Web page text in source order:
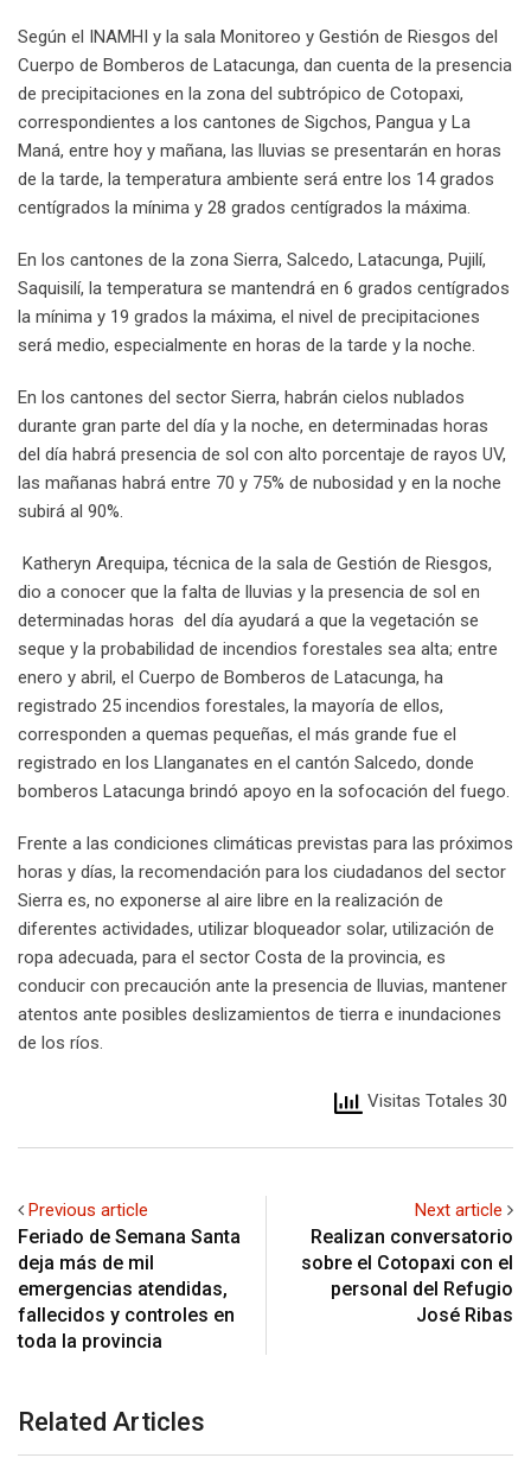
Según el INAMHI y la sala Monitoreo y Gestión de Riesgos del
Cuerpo de Bomberos de Latacunga, dan cuenta de la presencia
de precipitaciones en la zona del subtrópico de Cotopaxi,
correspondientes a los cantones de Sigchos, Pangua y La
Maná, entre hoy y mañana, las lluvias se presentarán en horas
de la tarde, la temperatura ambiente será entre los 14 grados
centígrados la mínima y 28 grados centígrados la máxima.
En los cantones de la zona Sierra, Salcedo, Latacunga, Pujilí,
Saquisilí, la temperatura se mantendrá en 6 grados centígrados
la mínima y 19 grados la máxima, el nivel de precipitaciones
será medio, especialmente en horas de la tarde y la noche.
En los cantones del sector Sierra, habrán cielos nublados
durante gran parte del día y la noche, en determinadas horas
del día habrá presencia de sol con alto porcentaje de rayos UV,
las mañanas habrá entre 70 y 75% de nubosidad y en la noche
subirá al 90%.
Katheryn Arequipa, técnica de la sala de Gestión de Riesgos,
dio a conocer que la falta de lluvias y la presencia de sol en
determinadas horas del día ayudará a que la vegetación se
seque y la probabilidad de incendios forestales sea alta; entre
enero y abril, el Cuerpo de Bomberos de Latacunga, ha
registrado 25 incendios forestales, la mayoría de ellos,
corresponden a quemas pequeñas, el más grande fue el
registrado en los Llanganates en el cantón Salcedo, donde
bomberos Latacunga brindó apoyo en la sofocación del fuego.
Frente a las condiciones climáticas previstas para las próximos
horas y días, la recomendación para los ciudadanos del sector
Sierra es, no exponerse al aire libre en la realización de
diferentes actividades, utilizar bloqueador solar, utilización de
ropa adecuada, para el sector Costa de la provincia, es
conducir con precaución ante la presencia de lluvias, mantener
atentos ante posibles deslizamientos de tierra e inundaciones
de los ríos.
Visitas Totales 30
Previous article
Feriado de Semana Santa
deja más de mil
emergencias atendidas,
fallecidos y controles en
toda la provincia
Next article
Realizan conversatorio
sobre el Cotopaxi con el
personal del Refugio
José Ribas
Related Articles